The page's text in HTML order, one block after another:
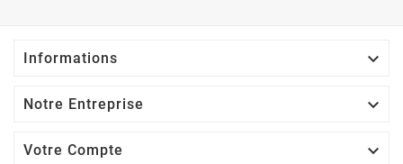
Informations 
Notre Entreprise 
Votre Compte 